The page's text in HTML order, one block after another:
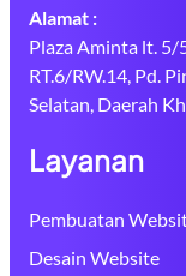
Alamat :
Plaza Aminta lt. 5/
RT.6/RW.14, Pd.
Selatan, Daerah
Layanan
Pembuatan
Desain Website